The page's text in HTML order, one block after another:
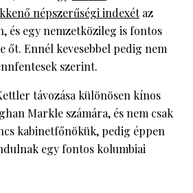
népszerűségi indexétaz
és egy nemzetközileg is fontos
őt. Ennél kevesebbel pedig nem
szerint.
távozása különösen kínos
Markle számára, és nem csak
kabinetfőnökük, pedig éppen
egy fontos kolumbiai